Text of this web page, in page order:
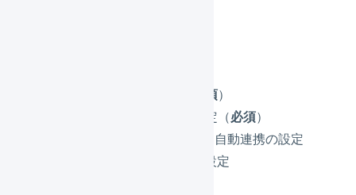
必須）
店舗の連携の設定（必須）
APIによる自動連携の設定
CSVによる手動連携の設定